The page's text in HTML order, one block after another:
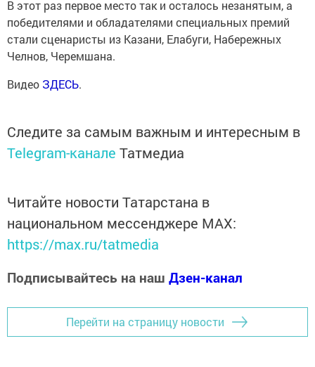
В этот раз первое место так и осталось незанятым, а
победителями и обладателями специальных премий
стали сценаристы из Казани, Елабуги, Набережных
Челнов, Черемшана.
Видео ЗДЕСЬ.
Следите за самым важным и интересным в
Telegram-канале Татмедиа
Читайте новости Татарстана в
национальном мессенджере MАХ:
https://max.ru/tatmedia
Подписывайтесь на наш Дзен-канал
Перейти на страницу новости